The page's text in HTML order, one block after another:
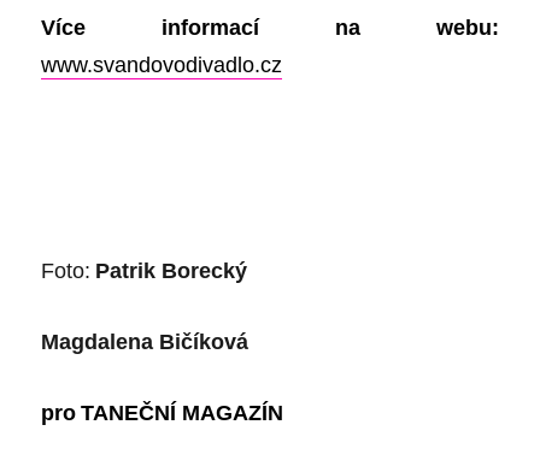
Více informací na webu:
www.svandovodivadlo.cz
Foto: Patrik Borecký
Magdalena Bičíková
pro TANEČNÍ MAGAZÍN